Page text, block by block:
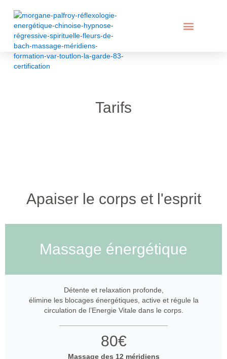
contenu
Tarifs
Apaiser le corps et l'esprit
Massage énergétique
Détente et relaxation profonde,
élimine les blocages énergétiques, active et régule la
circulation de l’Energie Vitale dans le corps.
80€
Massage des 12 méridiens